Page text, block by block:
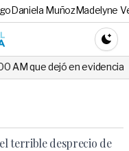
Daniela MuñozMadelyne
evidencia al Delegado
terrible desprecio de